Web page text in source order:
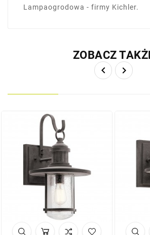
Lampaogrodowa - firmy Kichler.
ZOBACZ
 